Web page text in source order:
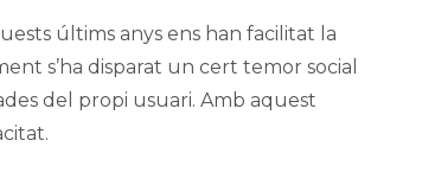
últims anys ens han facilitat la
s’ha disparat un cert temor social
del propi usuari. Amb aquest